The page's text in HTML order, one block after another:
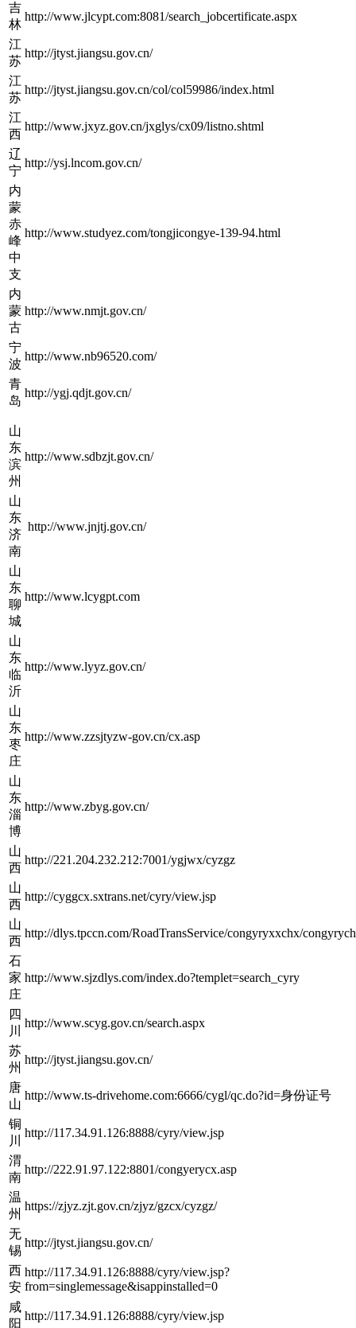
吉
林
http://www.jlcypt.com:8081/search_jobcertificate.aspx
江
苏
http://jtyst.jiangsu.gov.cn/
江
苏
http://jtyst.jiangsu.gov.cn/col/col59986/index.html
江
西
http://www.jxyz.gov.cn/jxglys/cx09/listno.shtml
辽
宁
http://ysj.lncom.gov.cn/
内
蒙
赤
峰
中
支
http://www.studyez.com/tongjicongye-139-94.html
内
蒙
古
http://www.nmjt.gov.cn/
宁
波
http://www.nb96520.com/
青
岛
http://ygj.qdjt.gov.cn/
山
东
滨
州
http://www.sdbzjt.gov.cn/
山
东
济
南
http://www.jnjtj.gov.cn/
山
东
聊
城
http://www.lcygpt.com
山
东
临
沂
http://www.lyyz.gov.cn/
山
东
枣
庄
http://www.zzsjtyzw-gov.cn/cx.asp
山
东
淄
博
http://www.zbyg.gov.cn/
山
西
http://221.204.232.212:7001/ygjwx/cyzgz
山
西
http://cyggcx.sxtrans.net/cyry/view.jsp
山
西
http://dlys.tpccn.com/RoadTransService/congyryxxchx/
石
家
庄
http://www.sjzdlys.com/index.do?templet=search_cyry
四
川
http://www.scyg.gov.cn/search.aspx
苏
州
http://jtyst.jiangsu.gov.cn/
唐
山
http://www.ts-drivehome.com:6666/cygl/qc.do?id=身份证号
铜
川
http://117.34.91.126:8888/cyry/view.jsp
渭
南
http://222.91.97.122:8801/congyerycx.asp
温
州
https://zjyz.zjt.gov.cn/zjyz/gzcx/cyzgz/
无
锡
http://jtyst.jiangsu.gov.cn/
西
安
http://117.34.91.126:8888/cyry/view.jsp?
from=singlemessage&isappinstalled=0
咸
阳
http://117.34.91.126:8888/cyry/view.jsp